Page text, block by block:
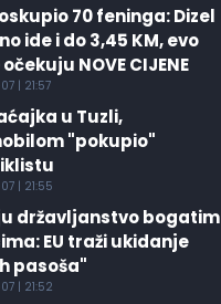
70 feninga: Dizel
ide i do 3,45 KM, evo
NOVE CIJENE
| 21:57
u Tuzli,
"pokupio"
| 21:55
državljanstvo bogatim
EU traži ukidanje
pasoša"
| 21:52